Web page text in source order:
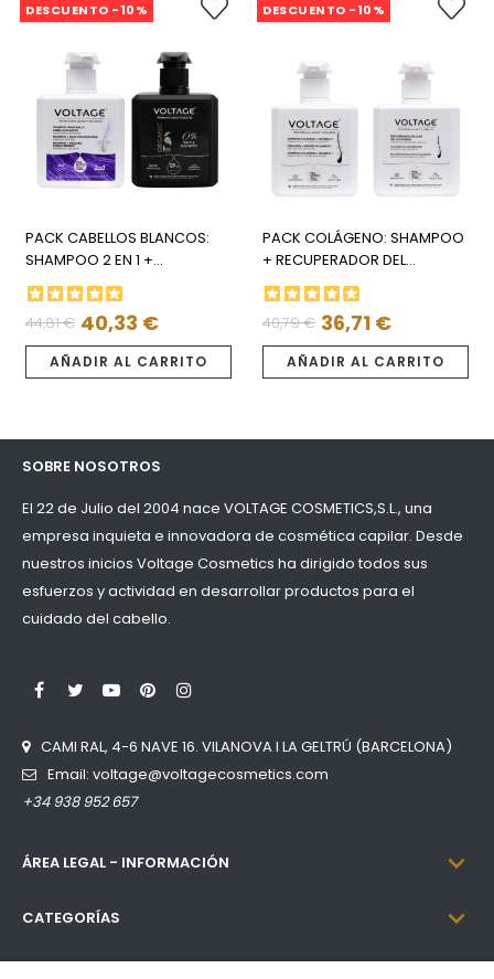
DESCUENTO -10%
PACK CABELLOS BLANCOS:
SHAMPOO 2 EN 1 +
MASCARILLA
Precio
regular
44,81 €
Precio 40,33 €
AÑADIR AL CARRITO
DESCUENTO -10%
PACK COLÁGENO: SHAMPOO
+ RECUPERADOR DEL
COLÁGENO
Precio
regular
40,79 €
Precio 36,71 €
AÑADIR AL CARRITO
SOBRE NOSOTROS
El 22 de Julio del 2004 nace VOLTAGE COSMETICS,S.L., una
empresa inquieta e innovadora de cosmética capilar. Desde
nuestros inicios Voltage Cosmetics ha dirigido todos sus
esfuerzos y actividad en desarrollar productos para el
cuidado del cabello.
Facebook
Twitter YouTubePinterest
CAMI RAL, 4-6 NAVE 16. VILANOVA I LA GELTRÚ (BARCELONA)
Email: voltage@voltagecosmetics.com
+34 938 952 657
ÁREA LEGAL - INFORMACIÓN 
CATEGORÍAS 